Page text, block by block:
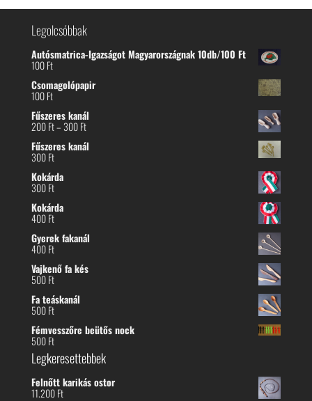
Legolcsóbbak
Autósmatrica-Igazságot Magyarországnak 10db/100 Ft
100Ft
Csomagolópapir
100Ft
Fűszeres kanál
200Ft–300FtÁrtartomány:
-
Fűszeres kanál
300Ft
Kokárda
300Ft
Kokárda
400Ft
Gyerek fakanál
400Ft
Vajkenő fa kés
500Ft
Fa teáskanál
500Ft
Fémvesszőre beütős nock
500Ft
Legkeresettebbek
Felnőtt karikás ostor
11.200Ft